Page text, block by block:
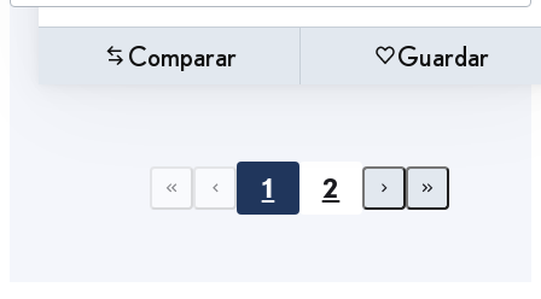
Comparar Guardar
First page
Previous page
1 2
Next page
Last